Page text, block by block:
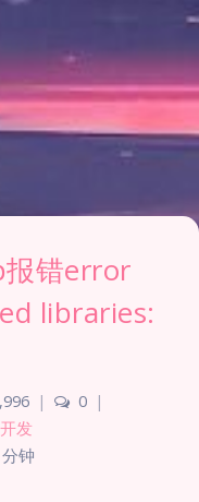
错error
libraries:
| 0
|
发
钟